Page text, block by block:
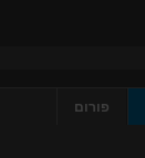
פורום